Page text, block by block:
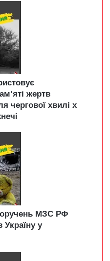
жертв
чергової хвилі х
МЗС РФ
Україну у